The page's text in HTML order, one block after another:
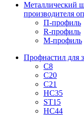
Металлический
производителя
П-профиль
R-профиль
М-профиль
Профнастил для
С8
С20
С21
НС35
ST15
НС44